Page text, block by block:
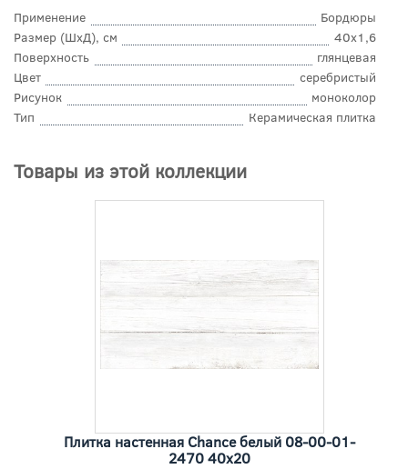
Применение
Бордюры
Размер (ШхД), см
40x1,6
Поверхность
глянцевая
Цвет
серебристый
Рисунок
моноколор
Тип
Керамическая плитка
Товары из этой коллекции
Плитка настенная Chance белый 08-00-01-
2470 40x20